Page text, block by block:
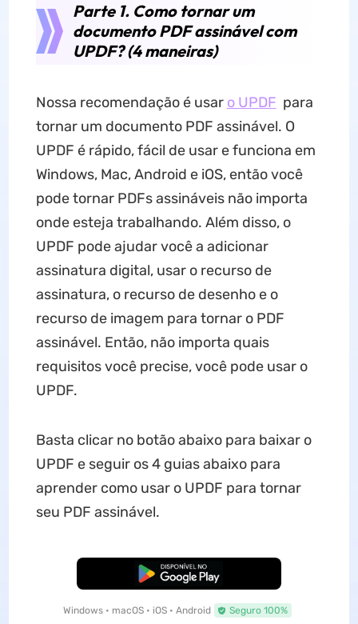
Parte 1. Como tornar um
documento PDF assinável com
UPDF? (4 maneiras)
Nossa recomendação é usar o UPDF para
tornar um documento PDF assinável. O
UPDF é rápido, fácil de usar e funciona em
Windows, Mac, Android e iOS, então você
pode tornar PDFs assináveis ​​não importa
onde esteja trabalhando. Além disso, o
UPDF pode ajudar você a adicionar
assinatura digital, usar o recurso de
assinatura, o recurso de desenho e o
recurso de imagem para tornar o PDF
assinável. Então, não importa quais
requisitos você precise, você pode usar o
UPDF.
Basta clicar no botão abaixo para baixar o
UPDF e seguir os 4 guias abaixo para
aprender como usar o UPDF para tornar
seu PDF assinável.
Baixar Grátis
Windows • macOS • iOS • Android Seguro 100%